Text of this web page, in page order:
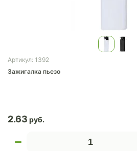
Артикул: 1392
Зажигалка пьезо
2.63